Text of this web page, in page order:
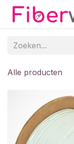
Overslaan naar
Alle producten